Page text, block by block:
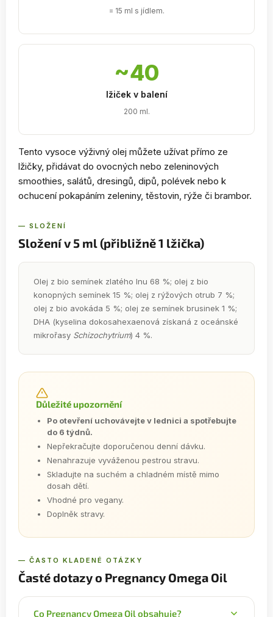
= 15 ml s jídlem.
~40
lžiček v balení
200 ml.
Tento vysoce výživný olej můžete užívat přímo ze
lžičky, přidávat do ovocných nebo zeleninových
smoothies, salátů, dresingů, dipů, polévek nebo k
ochucení pokapáním zeleniny, těstovin, rýže či brambor.
— SLOŽENÍ
Složení v 5 ml (přibližně 1 lžička)
Olej z bio semínek zlatého lnu 68 %; olej z bio
konopných semínek 15 %; olej z rýžových otrub 7 %;
olej z bio avokáda 5 %; olej ze semínek brusinek 1 %;
DHA (kyselina dokosahexaenová získaná z oceánské
mikrořasy Schizochytrium) 4 %.
Důležité upozornění
Po otevření uchovávejte v lednici a spotřebujte
do 6 týdnů.
Nepřekračujte doporučenou denní dávku.
Nenahrazuje vyváženou pestrou stravu.
Skladujte na suchém a chladném místě mimo
dosah dětí.
Vhodné pro vegany.
Doplněk stravy.
— ČASTO KLADENÉ OTÁZKY
Časté dotazy o Pregnancy Omega Oil
Co Pregnancy Omega Oil obsahuje?